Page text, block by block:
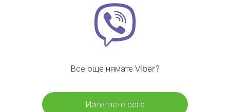
Все още нямате Viber?
Изтеглете сега